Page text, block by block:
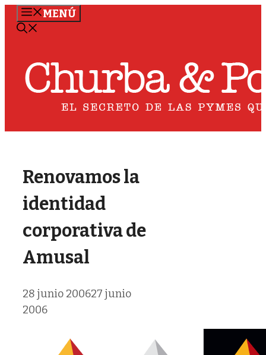
Saltar
MENÚ
Renovamos la
identidad
corporativa de
Amusal
28 junio 200627 junio
2006